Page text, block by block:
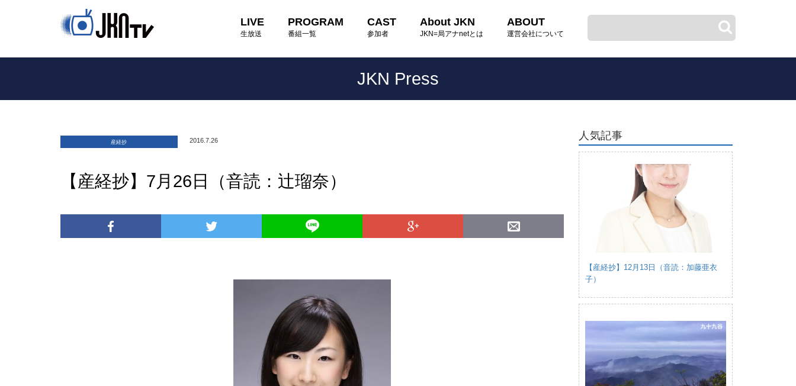
LIVE
生放送
PROGRAM
番組一覧
CAST
参加者
About JKN
JKN=局アナnetとは
ABOUT
運営会社について
JKN Press
産経抄 2016.7.26
【産経抄】7月26日（音読：辻瑠奈）
人気記事
【産経抄】12月13日（音読：加藤亜衣
子）